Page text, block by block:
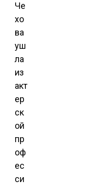
Че
хо
ва
уш
ла
из
акт
ер
ск
ой
пр
оф
ес
си